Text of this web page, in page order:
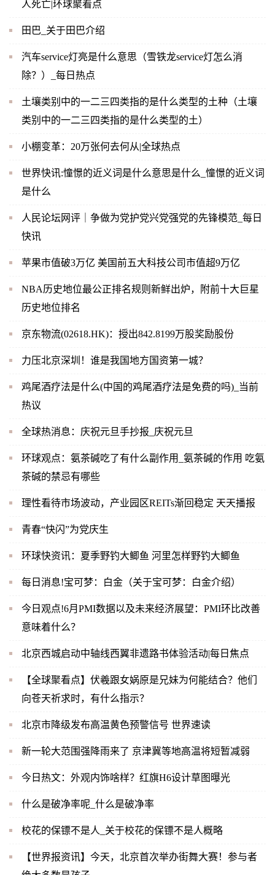
人死亡|环球聚看点
田巴_关于田巴介绍
汽车service灯亮是什么意思（雪铁龙service灯怎么消
除？）_每日热点
土壤类别中的一二三四类指的是什么类型的土种（土壤
类别中的一二三四类指的是什么类型的土）
小棚变革：20万张何去何从|全球热点
世界快讯:憧憬的近义词是什么意思是什么_憧憬的近义词
是什么
人民论坛网评｜争做为党护党兴党强党的先锋模范_每日
快讯
苹果市值破3万亿 美国前五大科技公司市值超9万亿
NBA历史地位最公正排名规则新鲜出炉，附前十大巨星
历史地位排名
京东物流(02618.HK)：授出842.8199万股奖励股份
力压北京深圳！谁是我国地方国资第一城？
鸡尾酒疗法是什么(中国的鸡尾酒疗法是免费的吗)_当前
热议
全球热消息：庆祝元旦手抄报_庆祝元旦
环球观点：氨茶碱吃了有什么副作用_氨茶碱的作用 吃氨
茶碱的禁忌有哪些
理性看待市场波动，产业园区REITs渐回稳定 天天播报
青春“快闪”为党庆生
环球快资讯：夏季野钓大鲫鱼 河里怎样野钓大鲫鱼
每日消息!宝可梦：白金（关于宝可梦：白金介绍）
今日观点!6月PMI数据以及未来经济展望：PMI环比改善
意味着什么？
北京西城启动中轴线西翼非遗路书体验活动|每日焦点
【全球聚看点】伏羲跟女娲原是兄妹为何能结合？他们
向苍天祈求时，有什么指示？
北京市降级发布高温黄色预警信号 世界速读
新一轮大范围强降雨来了 京津冀等地高温将短暂减弱
今日热文：外观内饰啥样？红旗H6设计草图曝光
什么是破净率呢_什么是破净率
校花的保镖不是人_关于校花的保镖不是人概略
【世界报资讯】今天，北京首次举办街舞大赛！参与者